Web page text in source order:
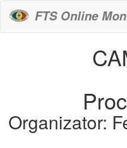
FTS Online
Organizator: